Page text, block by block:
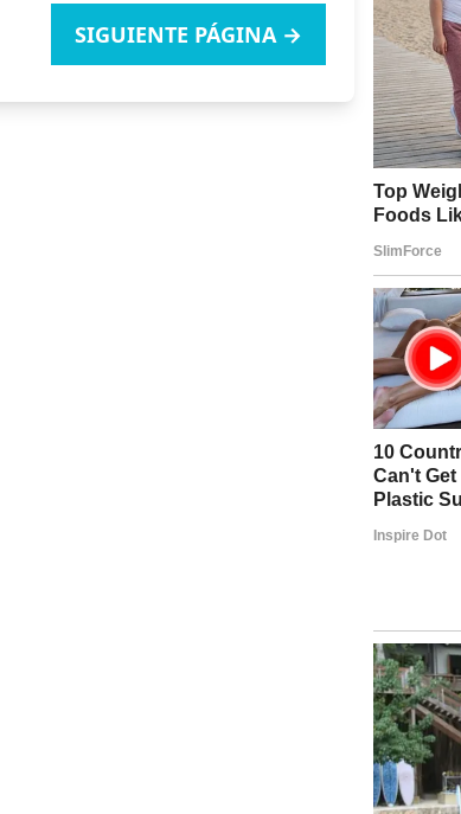
SIGUIENTE PÁGINA →